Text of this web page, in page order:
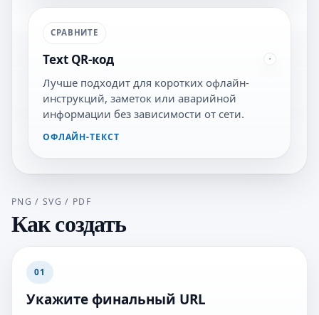
СРАВНИТЕ
Text QR-код
Лучше подходит для коротких офлайн-
инструкций, заметок или аварийной
информации без зависимости от сети.
ОФЛАЙН-ТЕКСТ
PNG / SVG / PDF
Как создать
01
Укажите финальный URL